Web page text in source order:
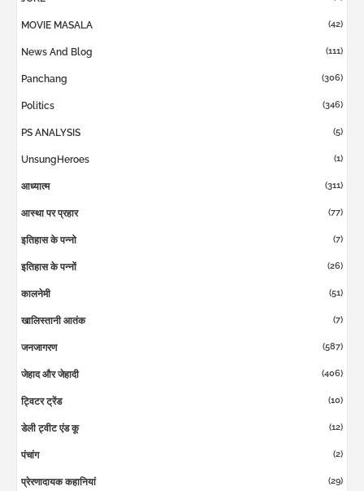
MOVIE MASALA (42)
News And Blog (111)
Panchang (306)
Politics (346)
PS ANALYSIS (5)
UnsungHeroes (1)
आध्यात्म (311)
आस्था पर प्रहार (77)
इतिहास के पन्नो (7)
इतिहास के पन्नों (26)
कालनेमी (51)
खालिस्तानी आतंक (7)
जनजागरण (587)
जेहाद और जेहादी (406)
ट्विटर ट्रेंड (10)
डेली ट्वीट एंड कू (12)
पंचांग (2)
प्रेरणादायक कहानियां (29)